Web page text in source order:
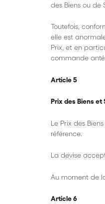
des Biens ou de
Toutefois,
elle est
Prix, et en
commande
Article 5
Prix des Biens et
Le Prix des
référence.
La devise
Au moment de
Article 6